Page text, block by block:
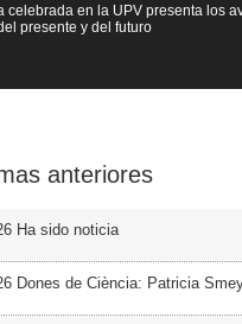
celebrada en la UPV presenta los
presente y del futuro
anteriores
Ha sido noticia
Dones de Ciència: Patricia